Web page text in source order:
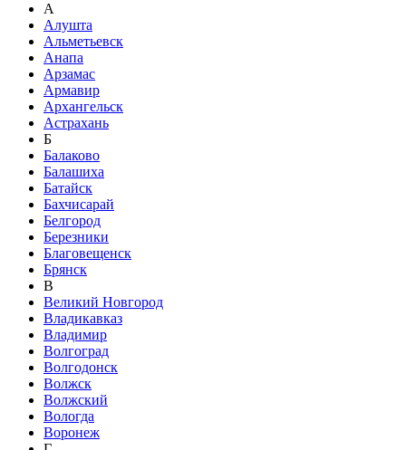
А
Алушта
Альметьевск
Анапа
Арзамас
Армавир
Архангельск
Астрахань
Б
Балаково
Балашиха
Батайск
Бахчисарай
Белгород
Березники
Благовещенск
Брянск
В
Великий Новгород
Владикавказ
Владимир
Волгоград
Волгодонск
Волжск
Волжский
Вологда
Воронеж